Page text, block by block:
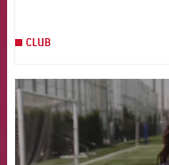
CLUB